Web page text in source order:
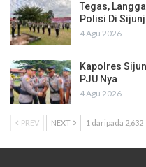
Tegas,
Polisi Di
4 Agu 2026
Kapolres
PJU Nya
4 Agu 2026
PREV NEXT 1 daripada 2,632